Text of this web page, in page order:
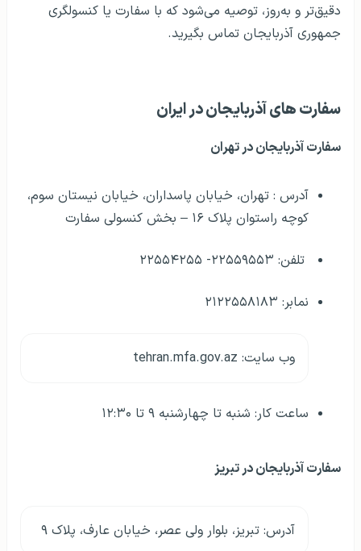
دقیق‌تر و به‌روز، توصیه می‌شود که با سفارت یا کنسولگری
جمهوری آذربایجان تماس بگیرید.
سفارت‌ های آذربایجان در ایران
سفارت آذربایجان در تهران
آدرس : تهران، خیابان پاسداران، خیابان نیستان سوم،
کوچه راستوان پلاک ۱۶ – بخش کنسولی سفارت
تلفن: ۲۲۵۵۹۵۵۳- ۲۲۵۵۴۲۵۵
نمابر: ۲۱۲۲۵۵۸۱۸۳
وب سایت: tehran.mfa.gov.az
ساعت کار: شنبه تا چهارشنبه ۹ تا ۱۲:۳۰
سفارت آذربایجان در تبریز
آدرس: تبریز، بلوار ولی عصر، خیابان عارف، پلاک ۹